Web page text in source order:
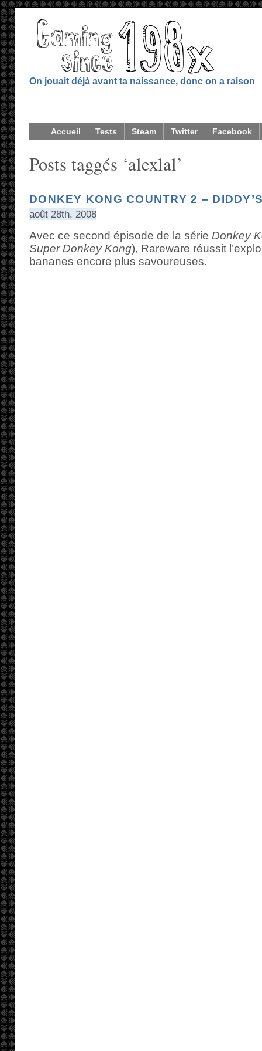
On jouait déjà avant ta naissance, donc on a raison
Accueil Tests Steam Twitter Facebook
Posts taggés ‘alexlal’
DONKEY KONG COUNTRY 2 –
août 28th, 2008
Avec ce second épisode de la série Donkey
Super Donkey Kong), Rareware réussit
bananes encore plus savoureuses.